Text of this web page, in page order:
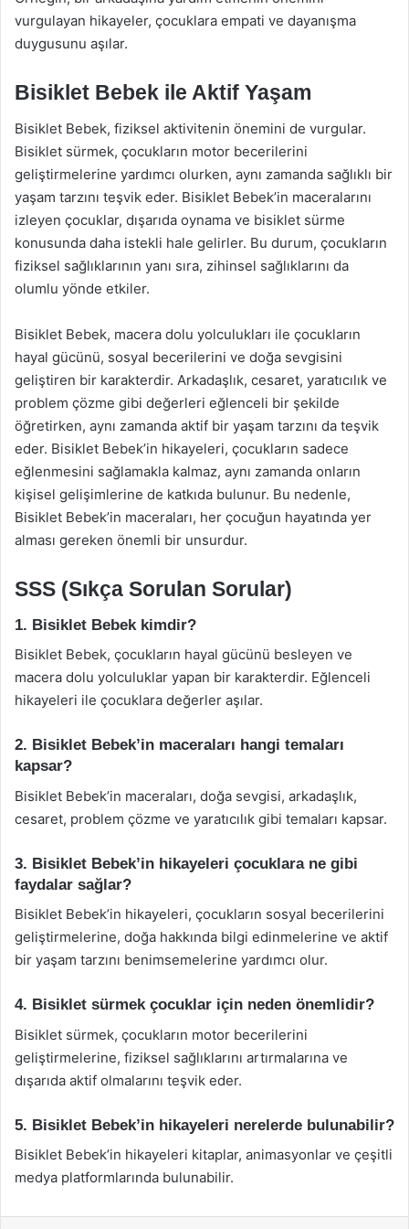
vurgulayan hikayeler, çocuklara empati ve dayanışma
duygusunu aşılar.
Bisiklet Bebek ile Aktif Yaşam
Bisiklet Bebek, fiziksel aktivitenin önemini de vurgular.
Bisiklet sürmek, çocukların motor becerilerini
geliştirmelerine yardımcı olurken, aynı zamanda sağlıklı bir
yaşam tarzını teşvik eder. Bisiklet Bebek’in maceralarını
izleyen çocuklar, dışarıda oynama ve bisiklet sürme
konusunda daha istekli hale gelirler. Bu durum, çocukların
fiziksel sağlıklarının yanı sıra, zihinsel sağlıklarını da
olumlu yönde etkiler.
Bisiklet Bebek, macera dolu yolculukları ile çocukların
hayal gücünü, sosyal becerilerini ve doğa sevgisini
geliştiren bir karakterdir. Arkadaşlık, cesaret, yaratıcılık ve
problem çözme gibi değerleri eğlenceli bir şekilde
öğretirken, aynı zamanda aktif bir yaşam tarzını da teşvik
eder. Bisiklet Bebek’in hikayeleri, çocukların sadece
eğlenmesini sağlamakla kalmaz, aynı zamanda onların
kişisel gelişimlerine de katkıda bulunur. Bu nedenle,
Bisiklet Bebek’in maceraları, her çocuğun hayatında yer
alması gereken önemli bir unsurdur.
SSS (Sıkça Sorulan Sorular)
1. Bisiklet Bebek kimdir?
Bisiklet Bebek, çocukların hayal gücünü besleyen ve
macera dolu yolculuklar yapan bir karakterdir. Eğlenceli
hikayeleri ile çocuklara değerler aşılar.
2. Bisiklet Bebek’in maceraları hangi temaları
kapsar?
Bisiklet Bebek’in maceraları, doğa sevgisi, arkadaşlık,
cesaret, problem çözme ve yaratıcılık gibi temaları kapsar.
3. Bisiklet Bebek’in hikayeleri çocuklara ne gibi
faydalar sağlar?
Bisiklet Bebek’in hikayeleri, çocukların sosyal becerilerini
geliştirmelerine, doğa hakkında bilgi edinmelerine ve aktif
bir yaşam tarzını benimsemelerine yardımcı olur.
4. Bisiklet sürmek çocuklar için neden önemlidir?
Bisiklet sürmek, çocukların motor becerilerini
geliştirmelerine, fiziksel sağlıklarını artırmalarına ve
dışarıda aktif olmalarını teşvik eder.
5. Bisiklet Bebek’in hikayeleri nerelerde bulunabilir?
Bisiklet Bebek’in hikayeleri kitaplar, animasyonlar ve çeşitli
medya platformlarında bulunabilir.